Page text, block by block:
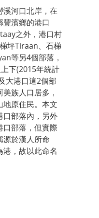
溪河口北岸，在
濱鄉的港口
之外，港口村
坪Tiraan、石梯
等另4個部落，
下(2015年統計
大港口這2個部
族人口居多，
地原住民。本文
口部落內，另外
口部落，但實際
源於漢人所命
，故以此命名